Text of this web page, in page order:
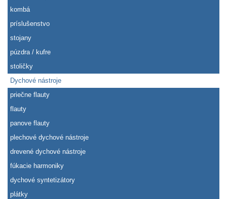
kombá
príslušenstvo
stojany
púzdra / kufre
stoličky
Dychové nástroje
priečne flauty
flauty
panove flauty
plechové dychové nástroje
drevené dychové nástroje
fúkacie harmoniky
dychové syntetizátory
plátky